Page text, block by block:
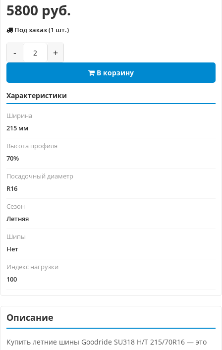
5800 руб.
Под заказ (1 шт.)
- +
В корзину
Характеристики
Ширина
215 мм
Высота профиля
70%
Посадочный диаметр
R16
Сезон
Летняя
Шипы
Нет
Индекс нагрузки
100
Описание
Купить летние шины Goodride SU318 H/T 215/70R16 — это